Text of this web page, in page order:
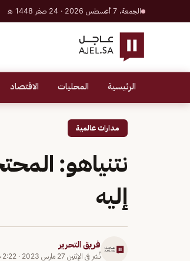
الجمعة، 7 أغسطس 2026 · 24 صفر 1448 هـ
الرئيسية المحليات الاقتصاد
مدارات عالمية
نتنياهو:
إليه
فريق التحرير
نُشر في الإثنين 27 مارس 2023 · 2:22 م